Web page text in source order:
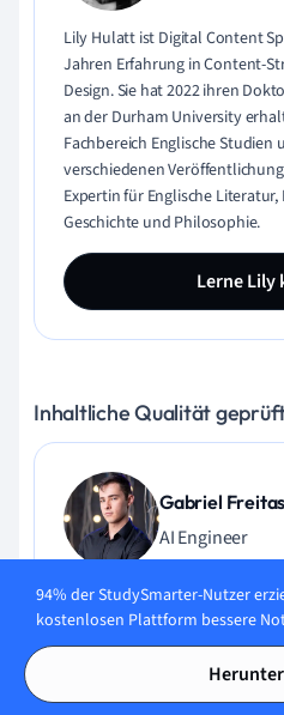
Lily Hulatt ist Digital Content
Jahren Erfahrung in Content-
Design. Sie hat 2022 ihren
an der Durham University
Fachbereich Englische
verschiedenen
Expertin für Englische Literatur,
Geschichte und Philosophie.
Lerne Lily
Inhaltliche Qualität
Gabriel Freitas
AI Engineer
Gabriel Freitas ist AI Engineer
Softwareentwicklung,
generativer KI, einschließlich
Sprachmodelle (LLMs). Er hat
Universität von São Paulo
94% der StudySmarter-Nutzer
kostenlosen Plattform bessere